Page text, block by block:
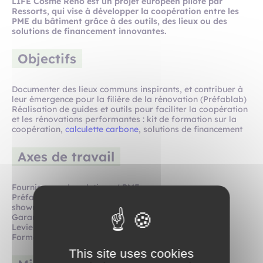
Ressorts, qui vise à développer la coopération entre les
PME du bâtiment grâce à des outils, des lieux ou des
solutions de financement innovantes.
Objectifs
Documenter des lieux communs inspirants, et contribuer à
leur émergence pour la filière de la rénovation (Préfablab)
Réalisation de guides et outils pour faciliter la coopération
et les rénovations performantes : kit de formation sur la
coopération, calculette carbone, solutions de financement
Axes de travail
Fournisseurs de solutions / PME
PréfabLAB (lieu commun de ressources mutualisées,
showroom, laboratoire etc.)
Garantie de performance
Leviers de financement pour les PME
Formation et outils associés
This site uses cookies